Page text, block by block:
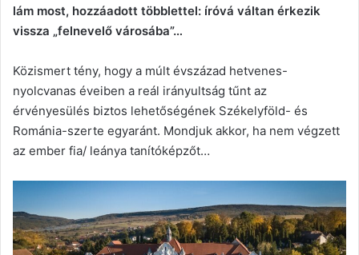
lám most, hozzáadott többlettel: íróvá váltan érkezik
vissza „felnevelő városába”…
Közismert tény, hogy a múlt évszázad hetvenes-
nyolcvanas éveiben a reál irányultság tűnt az
érvényesülés biztos lehetőségének Székelyföld- és
Románia-szerte egyaránt. Mondjuk akkor, ha nem végzett
az ember fia/ leánya tanítóképzőt…